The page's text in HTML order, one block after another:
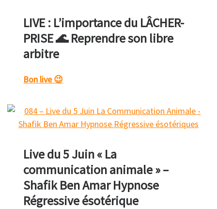
LIVE : L’importance du LÂCHER-
PRISE 🌊 Reprendre son libre
arbitre
Bon live 😉
Live du 5 Juin « La
communication animale » –
Shafik Ben Amar Hypnose
Régressive ésotérique